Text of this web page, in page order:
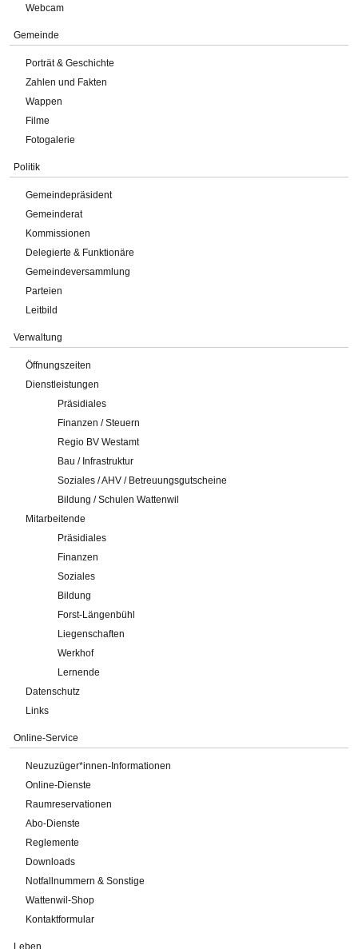
Webcam
Gemeinde
Porträt & Geschichte
Zahlen und Fakten
Wappen
Filme
Fotogalerie
Politik
Gemeindepräsident
Gemeinderat
Kommissionen
Delegierte & Funktionäre
Gemeindeversammlung
Parteien
Leitbild
Verwaltung
Öffnungszeiten
Dienstleistungen
Präsidiales
Finanzen / Steuern
Regio BV Westamt
Bau / Infrastruktur
Soziales / AHV / Betreuungsgutscheine
Bildung / Schulen Wattenwil
Mitarbeitende
Präsidiales
Finanzen
Soziales
Bildung
Forst-Längenbühl
Liegenschaften
Werkhof
Lernende
Datenschutz
Links
Online-Service
Neuzuzüger*innen-Informationen
Online-Dienste
Raumreservationen
Abo-Dienste
Reglemente
Downloads
Notfallnummern & Sonstige
Wattenwil-Shop
Kontaktformular
Leben